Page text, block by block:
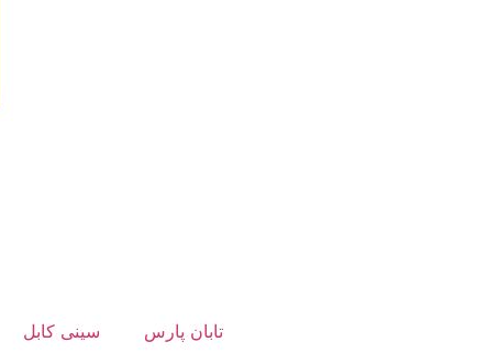
تابان پارس سینی کابل